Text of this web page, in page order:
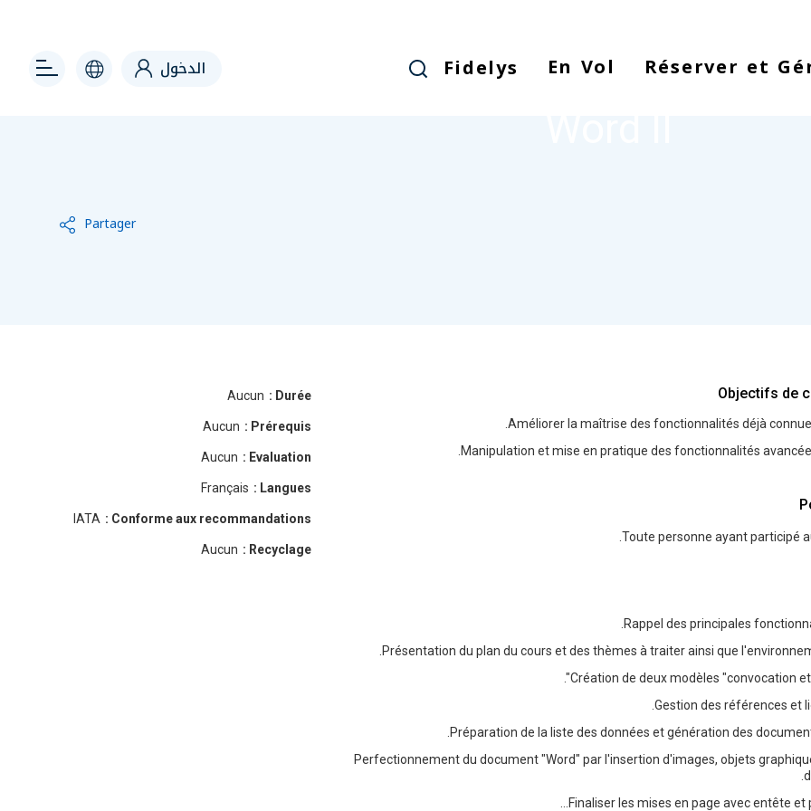
main
content
Réserver et
En Vol
Fidelys الدخول right NODE
WORD II
Partager
Objectifs de
Améliorer la maîtrise des fonctionnalités déjà
Manipulation et mise en pratique des fonctionnalités
Toute personne ayant participé
Rappel des principales
Présentation du plan du cours et des thèmes à traiter ainsi que
Création de deux modèles "convocation et
Gestion des références et
Préparation de la liste des données et génération des
Perfectionnement du document "Word" par l'insertion d'images, objets
Finaliser les mises en page avec entête et
Durée :
Aucun
Prérequis :
Aucun
Evaluation :
Aucun
Langues :
Français
Conforme aux recommandations :
IATA
Recyclage :
Aucun